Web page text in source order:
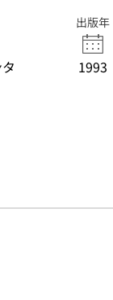
出版年
1993